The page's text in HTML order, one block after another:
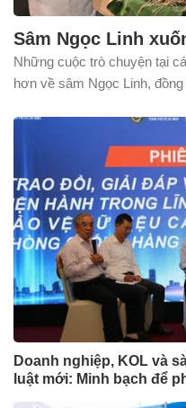
Sâm Ngọc Linh
Những cuộc trò chuyện tại
hơn về sâm Ngọc Linh,
Doanh nghiệp, KOL và
luật mới: Minh bạch để